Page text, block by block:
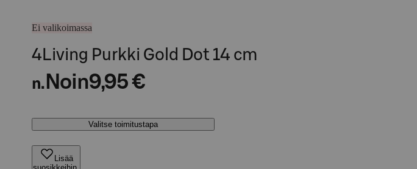
Ei valikoimassa
4Living Purkki Gold Dot 14 cm
n. Noin9,95 €
Valitse toimitustapa
Lisää